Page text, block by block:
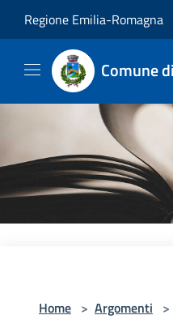
Regione Emilia-Romagna
Comune
Home > Argomenti >